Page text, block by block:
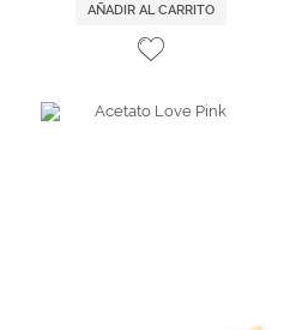
AÑADIR AL CARRITO